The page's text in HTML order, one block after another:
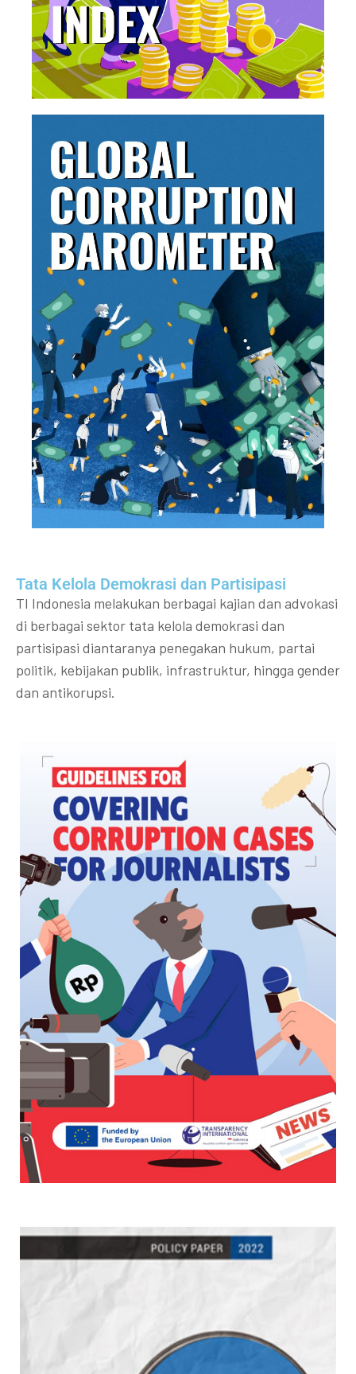
Tata Kelola Demokrasi dan Partisipasi​
TI Indonesia melakukan berbagai kajian dan advokasi
di berbagai sektor tata kelola demokrasi dan
partisipasi diantaranya penegakan hukum, partai
politik, kebijakan publik, infrastruktur, hingga gender
dan antikorupsi.